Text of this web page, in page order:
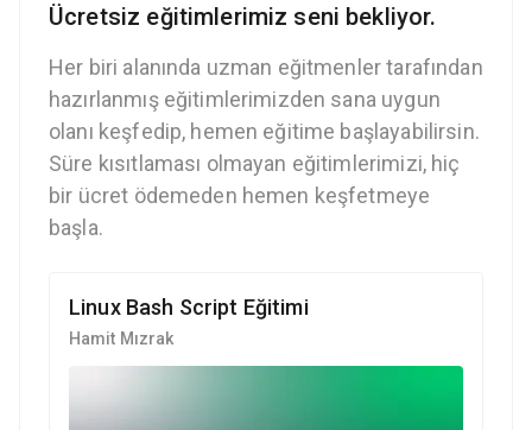
Ücretsiz eğitimlerimiz seni bekliyor.
Her biri alanında uzman eğitmenler tarafından
hazırlanmış eğitimlerimizden sana uygun
olanı keşfedip, hemen eğitime başlayabilirsin.
Süre kısıtlaması olmayan eğitimlerimizi, hiç
bir ücret ödemeden hemen keşfetmeye
başla.
Linux Bash Script Eğitimi
Hamit Mızrak